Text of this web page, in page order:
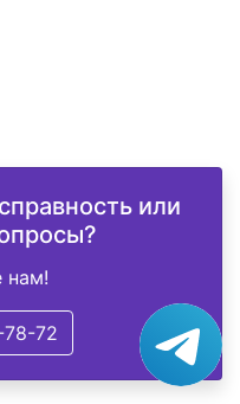
или
нам!
72